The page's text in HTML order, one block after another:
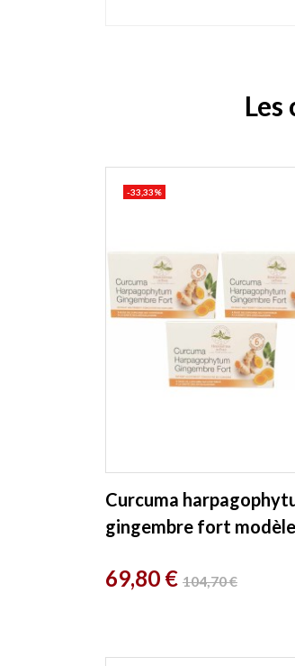
Curcuma
gingembre fort modèle
Prix
69,80 €Prix
104,70 €
-33,33%